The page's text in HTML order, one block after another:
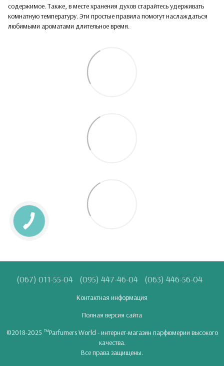
содержимое. Также, в месте хранения духов старайтесь удерживать
комнатную температуру. Эти простые правила помогут наслаждаться
любимыми ароматами длительное время.
(067) 011-55-04 (095) 447-46-04 (063) 446-56-04
Контактная информация
Полная версия сайта
©2018-2025 ™Parfumers World - интернет-магазин парфюмерии высокого
качества.
Все права защищены.